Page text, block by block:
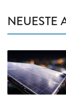
NEUESTE